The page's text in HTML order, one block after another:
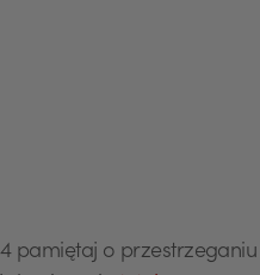
pamiętaj o przestrzeganiu